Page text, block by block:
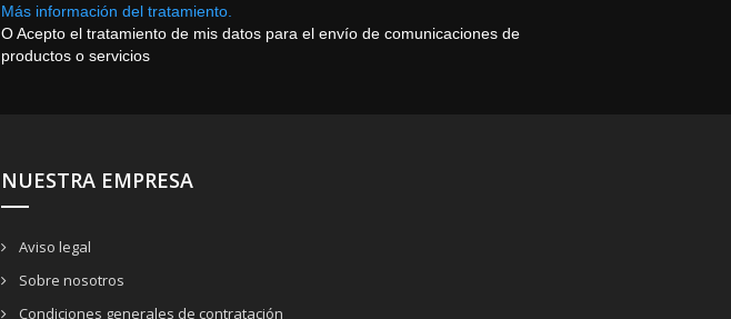
Más información del tratamiento.
O Acepto el tratamiento de mis datos para el envío de comunicaciones de
productos o servicios
NUESTRA EMPRESA
Aviso legal
Sobre nosotros
Condiciones generales de contratación